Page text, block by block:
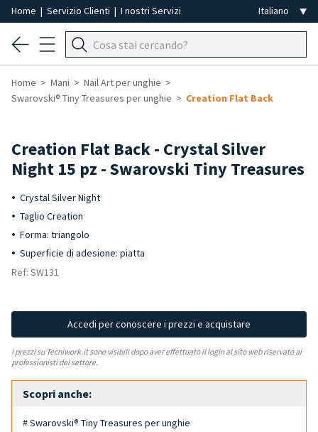
Home | Servizio Clienti | I nostri Servizi
Home Mani
Nail Art per unghie
Swarovski® Tiny Treasures per unghie
Creation Flat Back
Creation Flat Back - Crystal Silver
Night 15 pz - Swarovski Tiny Treasures
Crystal Silver Night
Taglio Creation
Forma: triangolo
Superficie di adesione: piatta
Ref: SW131
Accedi per conoscere i prezzi e acquistare
I prezzi su Tecniwork.it sono visibili dopo aver effettuato il login al sito web riservato ai
professionisti del settore.
Scopri anche:
# Swarovski® Tiny Treasures per unghie